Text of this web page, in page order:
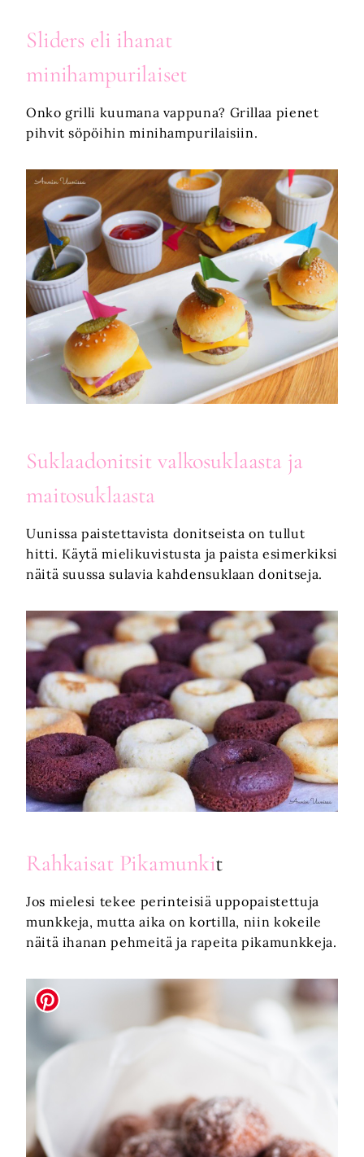
Sliders eli ihanat
minihampurilaiset
Onko grilli kuumana vappuna? Grillaa pienet
pihvit söpöihin minihampurilaisiin.
Suklaadonitsit valkosuklaasta ja
maitosuklaasta
Uunissa paistettavista donitseista on tullut
hitti. Käytä mielikuvistusta ja paista esimerkiksi
näitä suussa sulavia kahdensuklaan donitseja.
Rahkaisat Pikamunkit
Jos mielesi tekee perinteisiä uppopaistettuja
munkkeja, mutta aika on kortilla, niin kokeile
näitä ihanan pehmeitä ja rapeita pikamunkkeja.